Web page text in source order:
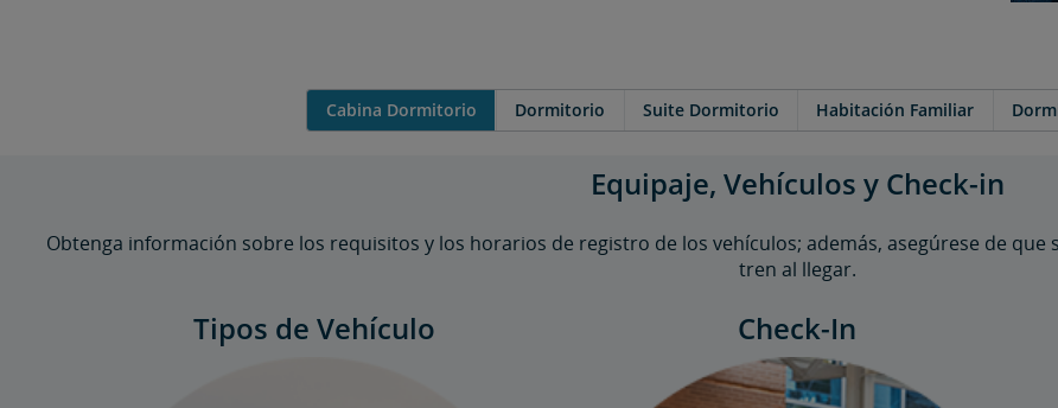
Cabina Dormitorio Dormitorio Suite Dormitorio Habitación Familiar
Equipaje, Vehículos y Check-in
Obtenga información sobre los requisitos y los horarios de registro de los vehículos; además, asegúrese de
tren al llegar.
Tipos de Vehículo Check-In